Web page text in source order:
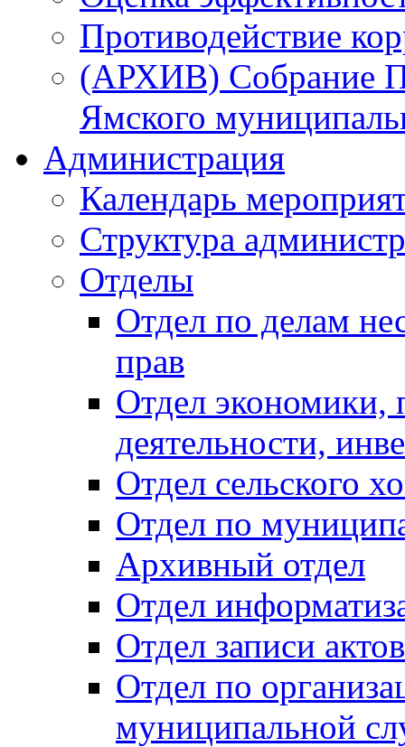
Противодействие
(АРХИВ) Собрание
Ямского
Администрация
Календарь
Структура
Отделы
Отдел по делам
прав
Отдел экономики,
деятельности,
Отдел сельского
Отдел по
Архивный отдел
Отдел
Отдел записи
Отдел по
муниципальной